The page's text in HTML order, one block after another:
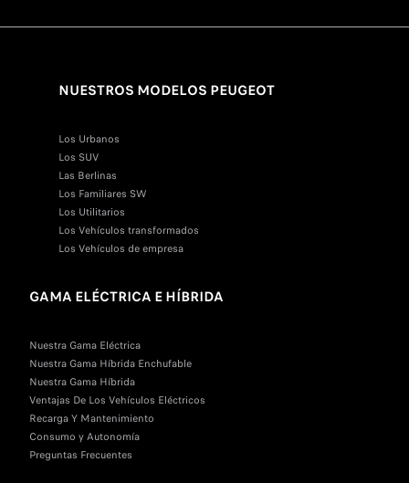
NUESTROS MODELOS PEUGEOT
Los Urbanos
Los SUV
Las Berlinas
Los Familiares SW
Los Utilitarios
Los Vehículos transformados
Los Vehículos de empresa
GAMA ELÉCTRICA E HÍBRIDA
Nuestra Gama Eléctrica
Nuestra Gama Híbrida Enchufable
Nuestra Gama Híbrida
Ventajas De Los Vehículos Eléctricos
Recarga Y Mantenimiento
Consumo y Autonomía
Preguntas Frecuentes